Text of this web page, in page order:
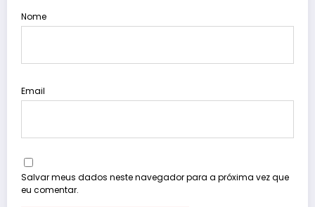
Nome
Email
Salvar meus dados neste navegador para a próxima vez que
eu comentar.